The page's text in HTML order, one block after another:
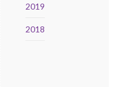
2019
2018